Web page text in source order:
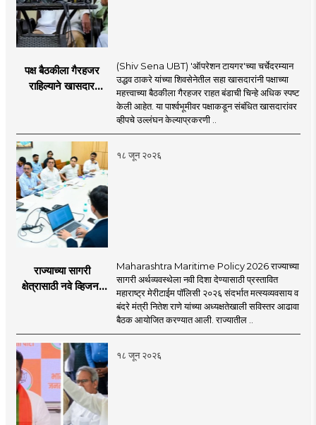
पक्ष बैठकीला गैरहजर
राहिल्याने खासदार
काय सांगतो?
(Shiv Sena UBT) 'ऑपरेशन टायगर'च्या चर्चेदरम्यान
उद्धव ठाकरे यांच्या शिवसेनेतील सहा खासदारांनी पक्षाच्या
महत्त्वाच्या बैठकीला गैरहजर राहत बंडाची चिन्हे अधिक स्पष्ट
केली आहेत. या पार्श्वभूमीवर पक्षाकडून संबंधित खासदारांवर
व्हीपचे उल्लंघन केल्याप्रकरणी ..
१८ जून २०२६
राज्याच्या सागरी
क्षेत्रासाठी नवे व्हिजन;
प्रस्ताव
Maharashtra Maritime Policy 2026 राज्याच्या
सागरी अर्थव्यवस्थेला नवी दिशा देण्यासाठी प्रस्तावित
महाराष्ट्र मेरीटाईम पॉलिसी २०२६ संदर्भात मत्स्यव्यवसाय व
बंदरे मंत्री नितेश राणे यांच्या अध्यक्षतेखाली सविस्तर आढावा
बैठक आयोजित करण्यात आली. राज्यातील ..
१८ जून २०२६